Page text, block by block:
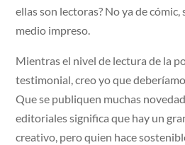
ellas son lectoras? No ya de
medio impreso.
Mientras el nivel de lectura de la
testimonial, creo yo que
Que se publiquen muchas
editoriales significa que hay un
creativo, pero quien hace